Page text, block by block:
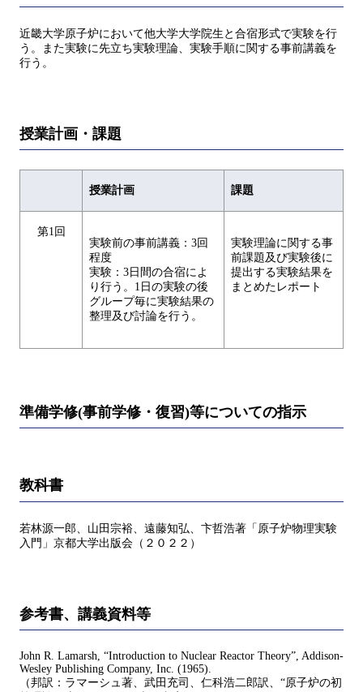
近畿大学原子炉において他大学大学院生と合宿形式で実験を行
う。また実験に先立ち実験理論、実験手順に関する事前講義を
行う。
授業計画・課題
授業計画 課題
第1回
実験前の事前講義：3回
程度
実験：3日間の合宿によ
り行う。1日の実験の後
グループ毎に実験結果の
整理及び討論を行う。
実験理論に関する事
前課題及び実験後に
提出する実験結果を
まとめたレポート
準備学修(事前学修・復習)等についての指示
教科書
若林源一郎、山田宗裕、遠藤知弘、卞哲浩著「原子炉物理実験
入門」京都大学出版会（２０２２）
参考書、講義資料等
John R. Lamarsh, “Introduction to Nuclear Reactor Theory”, Addison-
Wesley Publishing Company, Inc. (1965).
（邦訳：ラマーシュ著、武田充司、仁科浩二郎訳、“原子炉の初